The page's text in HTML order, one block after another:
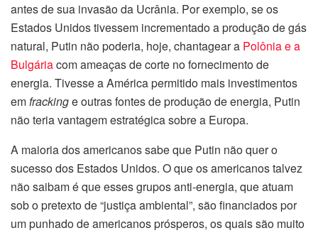
antes de sua invasão da Ucrânia. Por exemplo, se os
Estados Unidos tivessem incrementado a produção de gás
natural, Putin não poderia, hoje, chantagear a Polônia e a
Bulgáriacom ameaças de corte no fornecimento de
energia. Tivesse a América permitido mais investimentos
emfrackinge outras fontes de produção de energia, Putin
não teria vantagem estratégica sobre a Europa.
A maioria dos americanos sabe que Putin não quer o
sucesso dos Estados Unidos. O que os americanos talvez
não saibam é que esses grupos anti-energia, que atuam
sob o pretexto de “justiça ambiental”, são financiados por
um punhado de americanos prósperos, os quais são muito